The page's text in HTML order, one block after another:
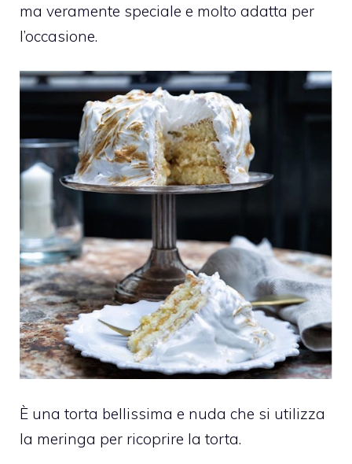
ma veramente speciale e molto adatta per
l’occasione.
È una torta bellissima e nuda che si utilizza
la meringa per ricoprire la torta.